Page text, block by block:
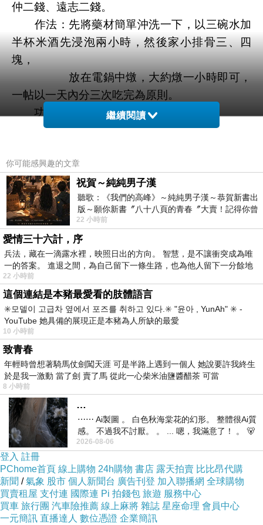
仲二錢、遠志二錢。
作法：先將藥材簡單沖洗一下，以三碗水加
半杯米酒先浸泡兩小時，然後家小排骨三、四
塊，
放在電鍋中燉，大約燉一小時即可，
一帖以一天內分三次吃完為原則。
功效：轉骨、開胃、增強智力、腦力。
注意：１、通常要連吃一星期到十天，之後
２、排骨更換為魚頭、豬龍骨、豬
腦、雞肉。吃素者可改放豆腐或雞蛋。
假如您的小孩體弱多病，屬於先天失調，已
經輸在起跑點上，不妨趁著快速成長的轉骨期，
好好的補一補，這帖中藥燉排骨的轉骨方，可以
增強小孩子的腦力、智力，對於骨骼的發展也很
有助益。
愛子心切的媽媽們，想要讓孩子長得高、長
得壯，長得像大樹一樣的話，光喝牛奶是不夠
的，建議您讓小孩從食物中攝取均衡的營養素，
適時的運用適合體質的食補來幫助小孩子對營養
的吸收利用，這樣一來，您的孩子便能順利成長
茁壯。
●消除便秘良方－－檸檬水
材料：新鮮檸檬一個、溫開水一杯。
作用：將檸檬擠出汁加入溫開水中，早上醒
來空腹飲用。若覺太酸，可隨意添加蜂蜜或果糖
調味。
繼續閱讀
你可能感興趣的文章
祝賀～純純男子漢
聽歌：《我們的高峰》～純純男子漢～恭賀新書出
版～願你新書〞八十八頁的青春〞大賣！記得你曾
經在我的版留言…「好讚的圖^^感覺大家
22 小時前
愛情三十六計，序
兵法，藏在一滴露水裡，映照日出的方向。 智慧，是不讓衝突成為唯
一的答案。 進退之間，為自己留下一條生路，也為他人留下一分餘地
22 小時前
這個連結是本豬最愛看的肢體語言
✳️모델이 고급차 옆에서 포즈를 취하고 있다.✳️ "윤아 , YunAh" ✳️ -
YouTube 她具備的展現正是本豬為人所缺的最愛
10 小時前
致青春
年輕時曾想著騎馬仗劍闖天涯 可是半路上遇到一個人 她說要許我終生
於是我一激動 當了劍 賣了馬 從此一心柴米油鹽醬醋茶 可當
8 小時前
…
⋯⋯ Ai製圖 。 白色秋海棠花的幻形。 整體很Ai質
感。 不過我不討厭。 。 ... 嗯，我滿意了！ 。 🐻
昨中
2026-08-06
登入 註冊
PChome首頁 線上購物 24h購物 書店 露天拍賣 比比昂代購
新聞 /氣象 股市 個人新聞台 廣告刊登 加入聯播網 全球購物
買賣租屋 支付連 國際連 Pi 拍錢包 旅遊 服務中心
買車 旅行團 汽車險推薦 線上麻將 雜誌 星座命理 會員中心
一元簡訊 直播達人 數位憑證 企業簡訊